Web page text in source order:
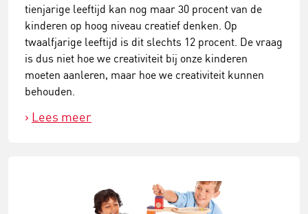
tienjarige leeftijd kan nog maar 30 procent van de
kinderen op hoog niveau creatief denken. Op
twaalfjarige leeftijd is dit slechts 12 procent. De vraag
is dus niet hoe we creativiteit bij onze kinderen
moeten aanleren, maar hoe we creativiteit kunnen
behouden.
Lees meer